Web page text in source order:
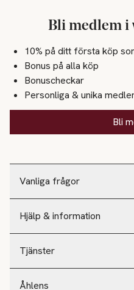
Vanliga frågor
Hjälp & information
Tjänster
Åhlens
Bli medlem i
10% på ditt första köp
Bonus på alla köp
Bonuscheckar
Personliga & unika
Bli